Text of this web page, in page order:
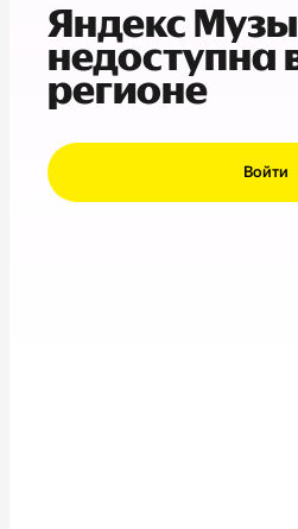
Яндекс
недоступна
регионе
Войти